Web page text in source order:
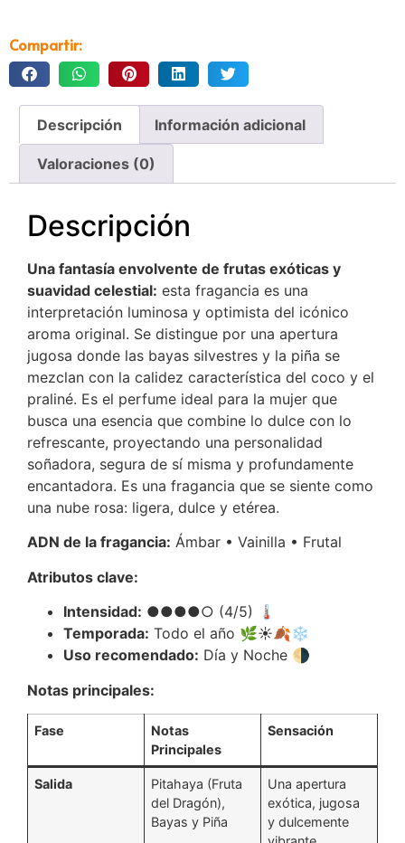
Compartir:
Descripción Información adicional
Valoraciones (0)
Descripción
Una fantasía envolvente de frutas exóticas y
suavidad celestial: esta fragancia es una
interpretación luminosa y optimista del icónico
aroma original. Se distingue por una apertura
jugosa donde las bayas silvestres y la piña se
mezclan con la calidez característica del coco y el
praliné. Es el perfume ideal para la mujer que
busca una esencia que combine lo dulce con lo
refrescante, proyectando una personalidad
soñadora, segura de sí misma y profundamente
encantadora. Es una fragancia que se siente como
una nube rosa: ligera, dulce y etérea.
ADN de la fragancia: Ámbar • Vainilla • Frutal
Atributos clave:
Intensidad: ●●●●○ (4/5) 🌡️
Temporada: Todo el año 🌿☀️🍂❄️
Uso recomendado: Día y Noche 🌗
Notas principales:
Fase
Notas
Principales
Sensación
Salida
Pitahaya (Fruta
del Dragón),
Bayas y Piña
Una apertura
exótica, jugosa
y dulcemente